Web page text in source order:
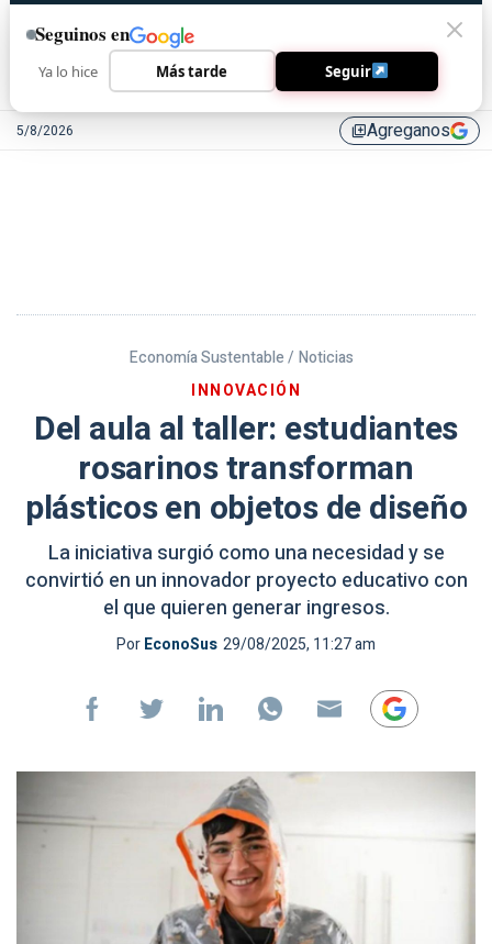
5/8/2026 library_addAgreganos
Economía Sustentable / Noticias
INNOVACIÓN
Del aula al taller: estudiantes
rosarinos transforman
plásticos en objetos de diseño
La iniciativa surgió como una necesidad y se
convirtió en un innovador proyecto educativo con
el que quieren generar ingresos.
PorEconoSus 29/08/2025, 11:27 am
Seguinos en
Ya lo hice Más tarde Seguir